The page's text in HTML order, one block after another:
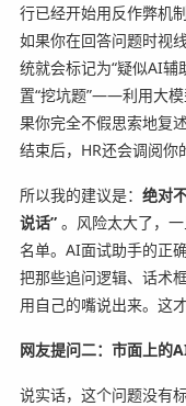
行已经开始用反作弊机
如果你在回答问题时视
统就会标记为“疑似AI辅
置“挖坑题”——利用大
果你完全不假思索地复
结束后，HR还会调阅你
所以我的建议是： 绝对
说话”。风险太大了，
名单。AI面试助手的正
把那些追问逻辑、话术
用自己的嘴说出来。这
网友提问二：市面上的
说实话，这个问题没有